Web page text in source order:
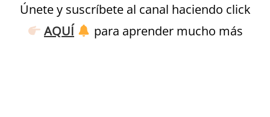
Únete y suscríbete al canal haciendo click
AQUÍ
para aprender mucho más